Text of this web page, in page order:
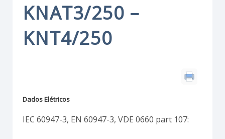
KNAT3/250 –
KNT4/250
Dados Elétricos
IEC 60947-3, EN 60947-3, VDE 0660 part 107: